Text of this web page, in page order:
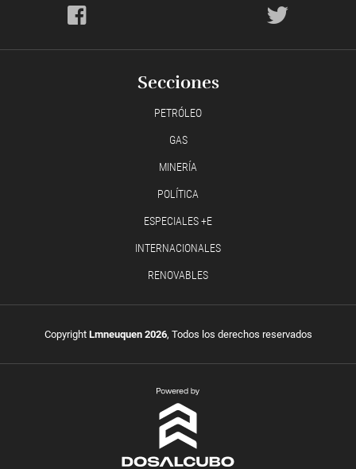
Secciones
PETRÓLEO
GAS
MINERÍA
POLÍTICA
ESPECIALES +E
INTERNACIONALES
RENOVABLES
Copyright Lmneuquen 2026, Todos los derechos reservados